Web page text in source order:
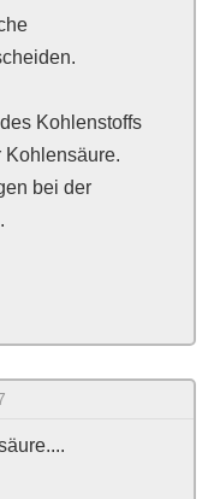
Kohlenstoffs
Kohlensäure.
bei der